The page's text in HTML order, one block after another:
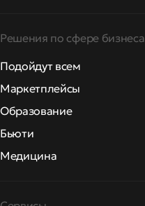
Решения по сфере бизнеса
Подойдут всем
Маркетплейсы
Образование
Бьюти
Медицина